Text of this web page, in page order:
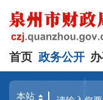
首页 政务公开